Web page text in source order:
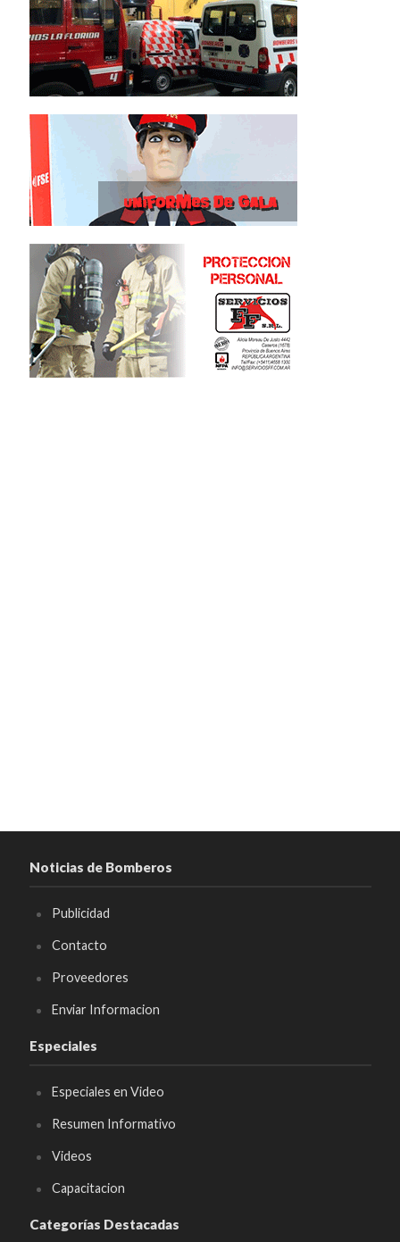
Noticias de Bomberos
Publicidad
Contacto
Proveedores
Enviar Informacion
Especiales
Especiales en Video
Resumen Informativo
Videos
Capacitacion
Categorías Destacadas